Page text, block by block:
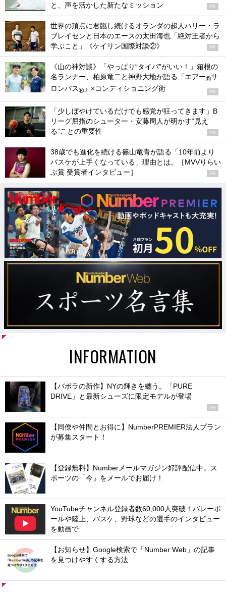
と、声を活かした新たなミッション
PR
世界の頂点に君臨し続けるオランダの超人ハリー・ラ
ブレイセンと日本のエースの太田海也「絶対王者から
学ぶこと」《ケイリン国際対談②》
PR
《山の神対談》「やっぱり“タイパ”がいい！」箱根の
名ランナー、柏原竜二と神野大地が語る「エアー®サ
ロンパス® 」×コンディショニング術 PR
「少しぼやけているだけでも感覚が狂ってきます」B
リーグ屈指のシューター・安藤周人が明かす“見え
る”ことの重要性
PR
38歳でも進化を続ける篠山竜青が語る「10年前より
バスケが上手くなっている」理由とは。［MVVりらい
ぶ賞 受賞者インタビュー］
PR
INFORMATION
【バボラの新作】NYの輝きを纏う。「PURE
DRIVE」と最新シューズに限定モデルが登場
PR
【同僚や仲間とお得に】NumberPREMIER法人プラン
が募集スタート！
【登録無料】Numberメールマガジン好評配信中。ス
ポーツの「今」をメールでお届け！
YouTubeチャンネル登録者数60,000人突破！バレーボ
ールや陸上、バスケ、野球などの選手のインタビュー
を動画で
【お知らせ】Google検索で「Number Web」の記事
を見つけやすくする方法